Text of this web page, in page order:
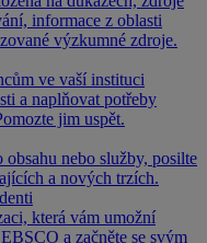
informace z oblasti
výzkumné zdroje.
ve vaší instituci
a naplňovat potřeby
jim uspět.
obsahu nebo služby, posilte
a nových trzích.
která vám umožní
a začněte se svým